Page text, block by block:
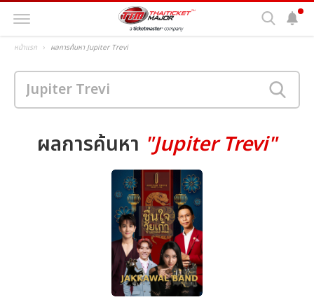
หน้าแรก ผลการค้นหา Jupiter Trevi
ผลการค้นหา "Jupiter Trevi"